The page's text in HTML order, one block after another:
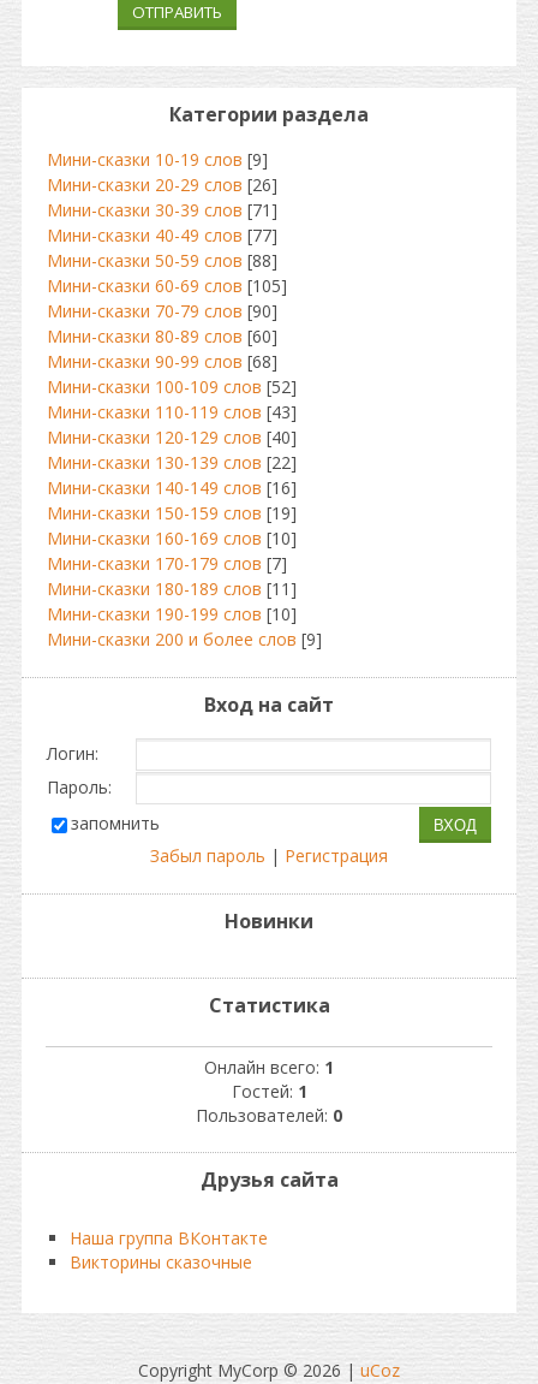
ОТПРАВИТЬ
Категории раздела
Мини-сказки 10-19 слов [9]
Мини-сказки 20-29 слов [26]
Мини-сказки 30-39 слов [71]
Мини-сказки 40-49 слов [77]
Мини-сказки 50-59 слов [88]
Мини-сказки 60-69 слов [105]
Мини-сказки 70-79 слов [90]
Мини-сказки 80-89 слов [60]
Мини-сказки 90-99 слов [68]
Мини-сказки 100-109 слов [52]
Мини-сказки 110-119 слов [43]
Мини-сказки 120-129 слов [40]
Мини-сказки 130-139 слов [22]
Мини-сказки 140-149 слов [16]
Мини-сказки 150-159 слов [19]
Мини-сказки 160-169 слов [10]
Мини-сказки 170-179 слов [7]
Мини-сказки 180-189 слов [11]
Мини-сказки 190-199 слов [10]
Мини-сказки 200 и более слов [9]
Вход на сайт
Логин:
Пароль:
запомнить
Забыл пароль | Регистрация
Новинки
Статистика
Онлайн всего: 1
Гостей: 1
Пользователей: 0
Друзья сайта
Наша группа ВКонтакте
Викторины сказочные
Copyright MyCorp © 2026 | uCoz